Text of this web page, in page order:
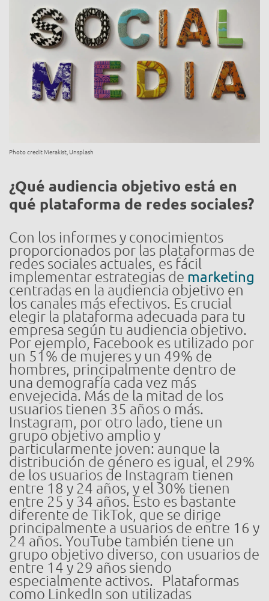
Photo credit Merakist, Unsplash
¿Qué audiencia objetivo está en
qué plataforma de redes sociales?
Con los informes y conocimientos
proporcionados por las plataformas de
redes sociales actuales, es fácil
implementar estrategias de marketing
centradas en la audiencia objetivo en
los canales más efectivos. Es crucial
elegir la plataforma adecuada para tu
empresa según tu audiencia objetivo.
Por ejemplo, Facebook es utilizado por
un 51% de mujeres y un 49% de
hombres, principalmente dentro de
una demografía cada vez más
envejecida. Más de la mitad de los
usuarios tienen 35 años o más.
Instagram, por otro lado, tiene un
grupo objetivo amplio y
particularmente joven: aunque la
distribución de género es igual, el 29%
de los usuarios de Instagram tienen
entre 18 y 24 años, y el 30% tienen
entre 25 y 34 años. Esto es bastante
diferente de TikTok, que se dirige
principalmente a usuarios de entre 16 y
24 años. YouTube también tiene un
grupo objetivo diverso, con usuarios de
entre 14 y 29 años siendo
especialmente activos. Plataformas
como LinkedIn son utilizadas